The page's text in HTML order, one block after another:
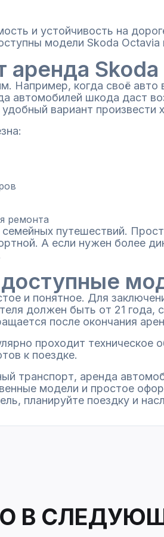
и устойчивость на
модели Skoda
аренда Skoda
Например, когда своё
автомобилей шкода даст
вариант произвести
ремонта
путешествий.
А если нужен более
и понятное. Для
должен быть от 21 года,
после окончания
проходит
к поездке.
транспорт, аренда
модели и простое
планируйте поездку и
В